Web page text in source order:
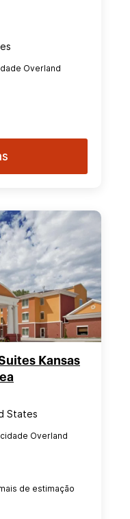
Overland
Kansas
States
Overland
de estimação